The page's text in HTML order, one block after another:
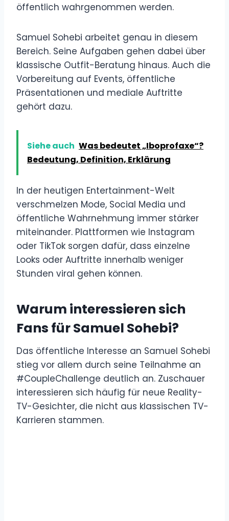
öffentlich wahrgenommen werden.
Samuel Sohebi arbeitet genau in diesem
Bereich. Seine Aufgaben gehen dabei über
klassische Outfit-Beratung hinaus. Auch die
Vorbereitung auf Events, öffentliche
Präsentationen und mediale Auftritte
gehört dazu.
Siehe auch Was bedeutet „Iboprofaxe“?
Bedeutung, Definition, Erklärung
In der heutigen Entertainment-Welt
verschmelzen Mode, Social Media und
öffentliche Wahrnehmung immer stärker
miteinander. Plattformen wie Instagram
oder TikTok sorgen dafür, dass einzelne
Looks oder Auftritte innerhalb weniger
Stunden viral gehen können.
Warum interessieren sich
Fans für Samuel Sohebi?
Das öffentliche Interesse an Samuel Sohebi
stieg vor allem durch seine Teilnahme an
#CoupleChallenge deutlich an. Zuschauer
interessieren sich häufig für neue Reality-
TV-Gesichter, die nicht aus klassischen TV-
Karrieren stammen.